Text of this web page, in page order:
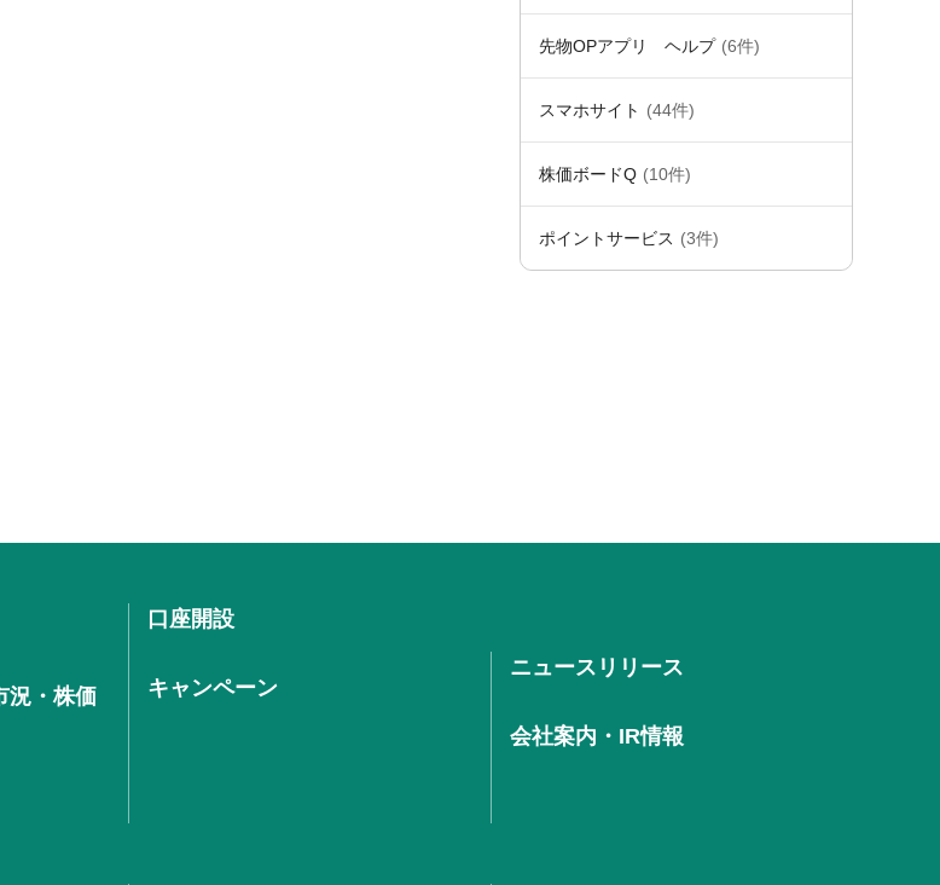
先物OPアプリ ヘルプ (6件)
スマホサイト (44件)
株価ボードQ (10件)
ポイントサービス (3件)
況・株価
口座開設
キャンペーン
ニュースリリース
会社案内・IR情報